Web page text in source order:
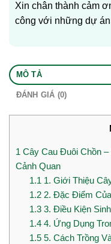
Xin chân thành cảm
công với những dự
MÔ TẢ
ĐÁNH GIÁ (0)
1 Cây Cau Đuôi Chồn
Cảnh Quan
1.11. Giới Thiệu
1.22. Đặc Điểm
1.33. Điều Kiện
1.44. Ứng Dụng
1.55. Cách Trồng